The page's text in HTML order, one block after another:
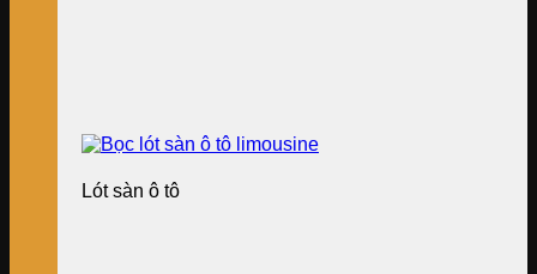
Lót sàn ô tô